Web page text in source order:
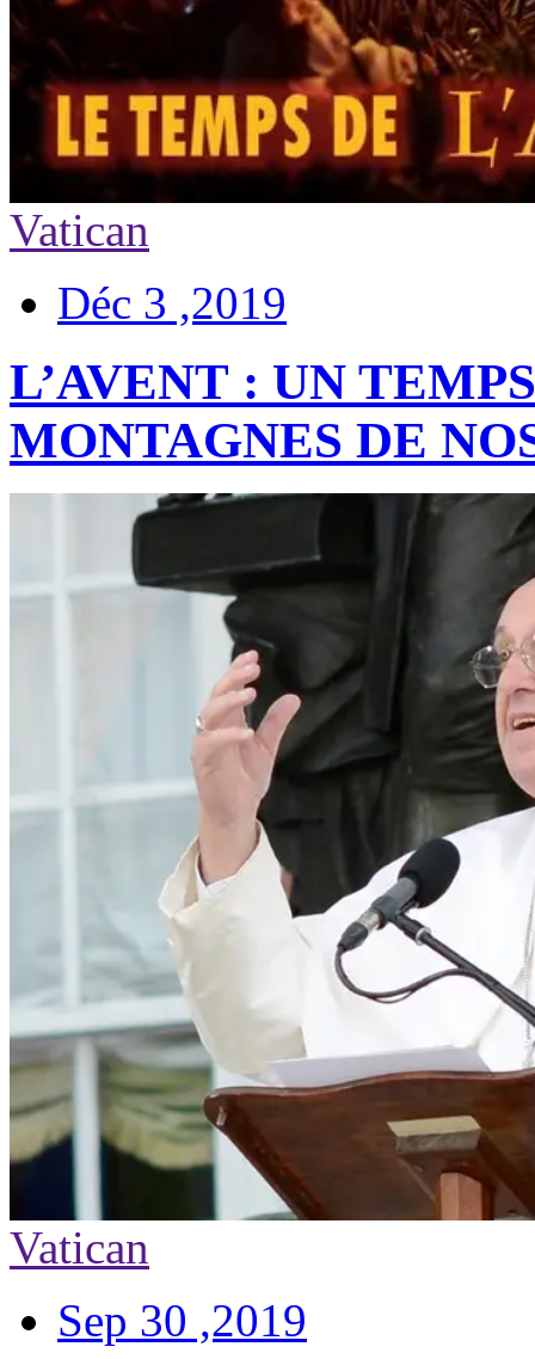
Vatican
Déc 3 ,2019
L’AVENT : UN
MONTAGNES DE
Vatican
Sep 30 ,2019